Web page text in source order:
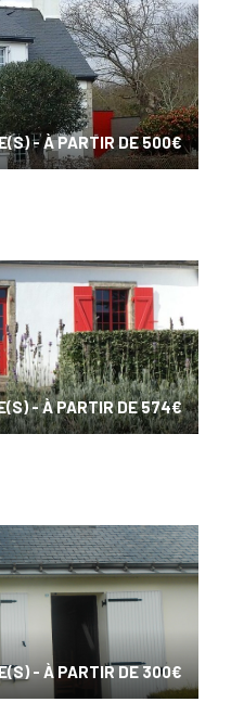
- À PARTIR DE 500€
- À PARTIR DE 574€
- À PARTIR DE 300€